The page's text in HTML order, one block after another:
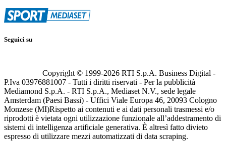
Seguici su
Copyright © 1999-2026 RTI S.p.A. Business Digital -
P.Iva 03976881007 - Tutti i diritti riservati - Per la pubblicità
Mediamond S.p.A. - RTI S.p.A., Mediaset N.V., sede legale
Amsterdam (Paesi Bassi) - Uffici Viale Europa 46, 20093 Cologno
Monzese (MI)Rispetto ai contenuti e ai dati personali trasmessi e/o
riprodotti è vietata ogni utilizzazione funzionale all’addestramento di
sistemi di intelligenza artificiale generativa. È altresì fatto divieto
espresso di utilizzare mezzi automatizzati di data scraping.